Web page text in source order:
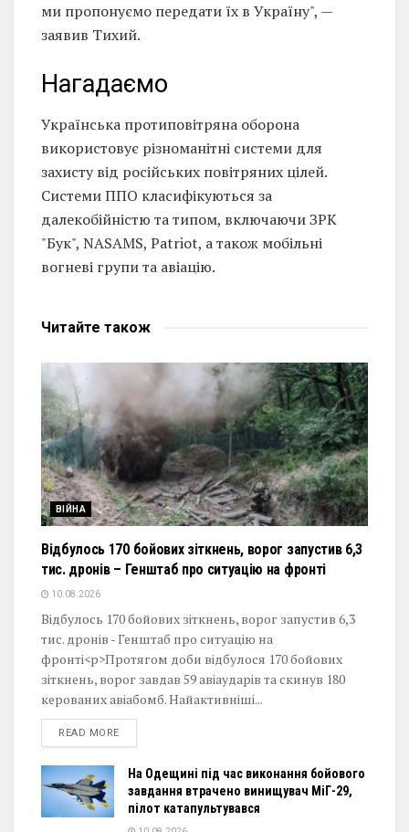
ми пропонуємо передати їх в Україну", —
заявив Тихий.
Нагадаємо
Українська протиповітряна оборона
використовує різноманітні системи для
захисту від російських повітряних цілей.
Системи ППО класифікуються за
далекобійністю та типом, включаючи ЗРК
"Бук", NASAMS, Patriot, а також мобільні
вогневі групи та авіацію.
Читайте також
ВІЙНА
Відбулось 170 бойових зіткнень, ворог запустив 6,3
тис. дронів – Генштаб про ситуацію на фронті
10.08.2026
Відбулось 170 бойових зіткнень, ворог запустив 6,3
тис. дронів - Генштаб про ситуацію на
фронті<p>Протягом доби відбулося 170 бойових
зіткнень, ворог завдав 59 авіаударів та скинув 180
керованих авіабомб. Найактивніші...
READ MOREDETAILS
На Одещині під час виконання бойового
завдання втрачено винищувач МіГ-29,
пілот катапультувався